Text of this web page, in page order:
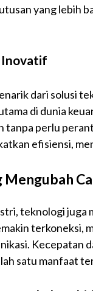
yang lebih
Inovatif
dari solusi
di dunia
tanpa perlu
efisiensi,
Mengubah
teknologi juga
terkoneksi,
Kecepatan
satu manfaat